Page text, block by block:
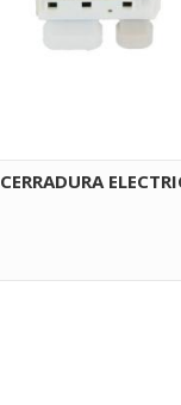
CERRADURA